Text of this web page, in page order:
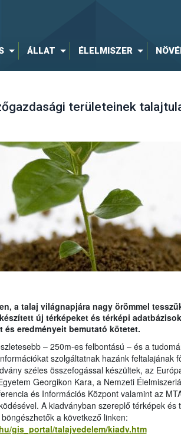
ÁLLAT ÉLELMISZER
területeinek
a talaj világnapjára nagy örömmel
új térképeket és térképi
és eredményeit bemutató kötetet.
– 250m-es felbontású – és a
szolgáltatnak hazánk feltalajának
széles összefogással készültek, az
Georgikon Kara, a Nemzeti
és Információs Központ valamint az
A kiadványban szereplő térképek és
a következő linken:
gis_portal/talajvedelem/kiadv.htm